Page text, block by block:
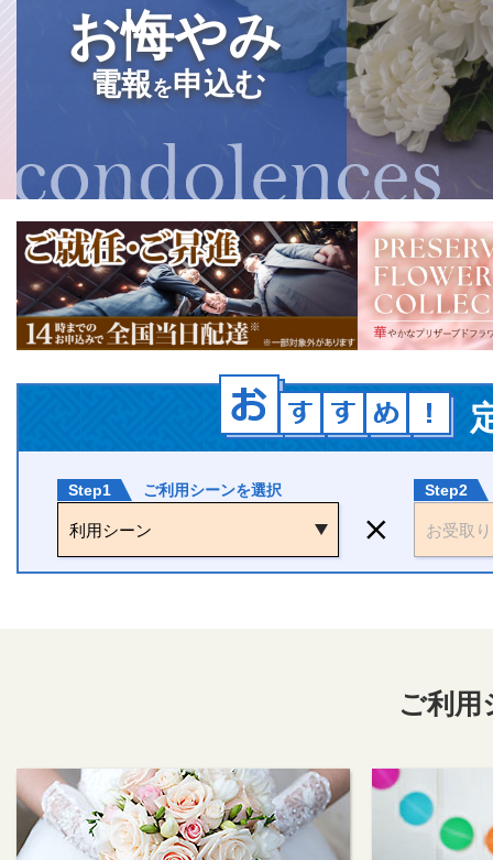
お悔やみ
電報を申込む
Step1 ご利用シーンを選択 Step2
利用シーン お受取
ご利用